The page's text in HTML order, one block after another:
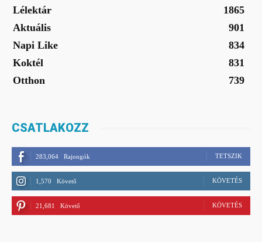
Lélektár
1865
Aktuális
901
Napi Like
834
Koktél
831
Otthon
739
CSATLAKOZZ
283,064 Rajongók TETSZIK
1,570 Követő KÖVETÉS
21,681 Követő KÖVETÉS